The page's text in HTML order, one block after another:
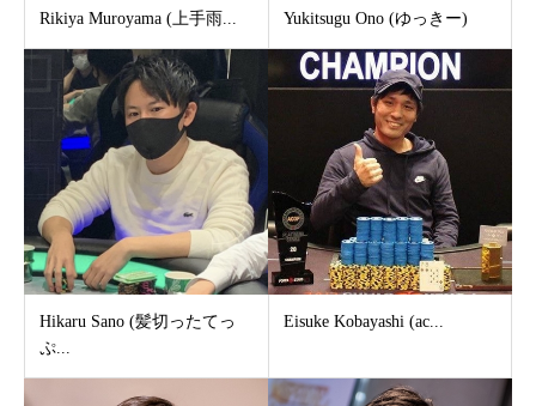
Rikiya Muroyama (上手雨... Yukitsugu Ono (ゆっきー)
Hikaru Sano (髪切ったてっ
ぷ...
Eisuke Kobayashi (ac...